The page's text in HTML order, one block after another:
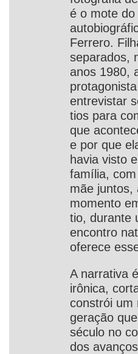
é o mote
Ferrero.
separados,
anos 1980,
entrevistar
tios para
que
e por que
havia visto
família,
mãe juntos,
momento
tio, durante
encontro
oferece
A narrativa
irônica,
constrói um
geração
século no
dos